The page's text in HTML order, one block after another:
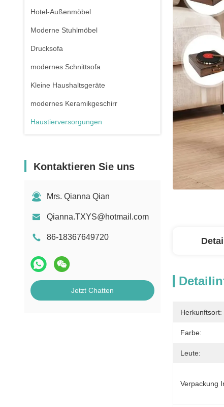
Hotel-Außenmöbel
Moderne Stuhlmöbel
Drucksofa
modernes Schnittsofa
Kleine Haushaltsgeräte
modernes Keramikgeschirr
Haustierversorgungen
Kontaktieren Sie uns
Mrs. Qianna Qian
Qianna.TXYS@hotmail.com
86-18367649720
Jetzt Chatten
Herkunftsort:
Farbe:
Leute:
Verpackung